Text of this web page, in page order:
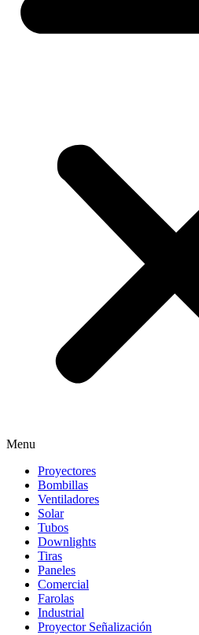
Menu
Proyectores
Bombillas
Ventiladores
Solar
Tubos
Downlights
Tiras
Paneles
Comercial
Farolas
Industrial
Proyector Señalización